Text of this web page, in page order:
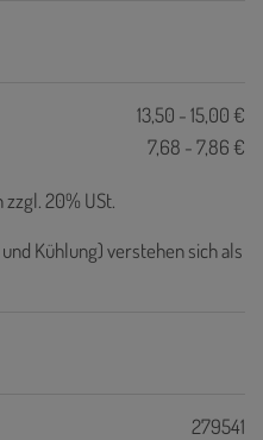
13,50 - 15,00 €
7,68 - 7,86 €
20% USt.
Kühlung) verstehen sich als
279541